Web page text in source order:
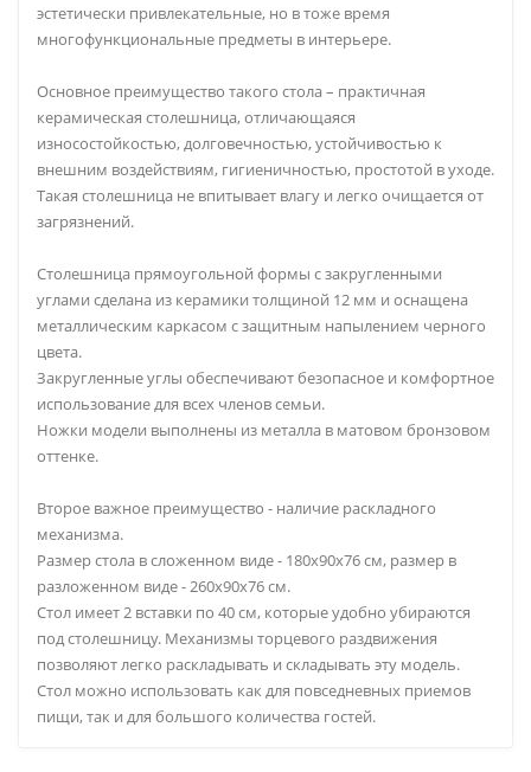
эстетически привлекательные, но в тоже время
многофункциональные предметы в интерьере.
Основное преимущество такого стола – практичная
керамическая столешница, отличающаяся
износостойкостью, долговечностью, устойчивостью к
внешним воздействиям, гигиеничностью, простотой в уходе.
Такая столешница не впитывает влагу и легко очищается от
загрязнений.
Cтолешница прямоугольной формы с закругленными
углами сделана из керамики толщиной 12 мм и оснащена
металлическим каркасом с защитным напылением черного
цвета.
Закругленные углы обеспечивают безопасное и комфортное
использование для всех членов семьи.
Ножки модели выполнены из металла в матовом бронзовом
оттенке.
Второе важное преимущество - наличие раскладного
механизма.
Размер стола в сложенном виде - 180х90х76 см, размер в
разложенном виде - 260х90х76 см.
Стол имеет 2 вставки по 40 см, которые удобно убираются
под столешницу. Механизмы торцевого раздвижения
позволяют легко раскладывать и складывать эту модель.
Стол можно использовать как для повседневных приемов
пищи, так и для большого количества гостей.